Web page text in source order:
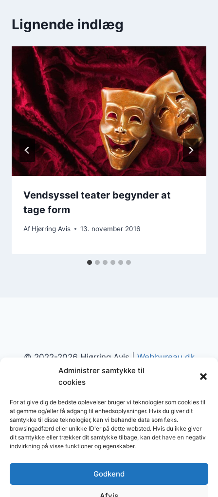
Administrer samtykke til
cookies
For at give dig de bedste oplevelser bruger vi teknologier som cookies til
at gemme og/eller få adgang til enhedsoplysninger. Hvis du giver dit
samtykke til disse teknologier, kan vi behandle data som f.eks.
browsingadfærd eller unikke ID'er på dette websted. Hvis du ikke giver
dit samtykke eller trækker dit samtykke tilbage, kan det have en negativ
indvirkning på visse funktioner og egenskaber.
Godkend
Lignende indlæg
Vendsyssel teater begynder at
tage form
Af Hjørring Avis 13. november 2016
© 2022-2026 Hjørring Avis | Webbureau.dk
Restaurant Restauranter
Spisesteder
Restaurants in Denmark
Restaurants in Norway